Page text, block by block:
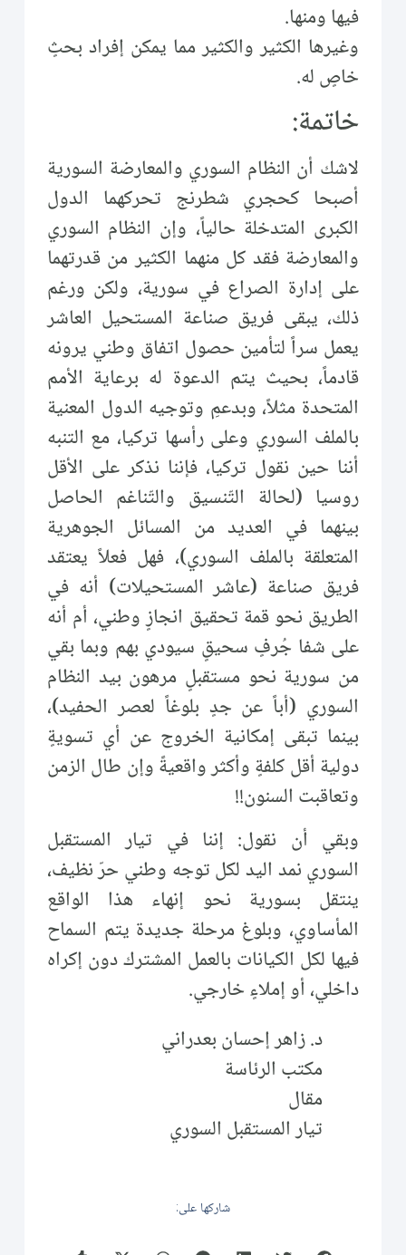
فيها ومنها.
وغيرها الكثير والكثير مما يمكن إفراد بحثٍ
خاصٍ له.
خاتمة:
لاشك أن النظام السوري والمعارضة السورية
أصبحا كحجري شطرنج تحركهما الدول
الكبرى المتدخلة حالياً، وإن النظام السوري
والمعارضة فقد كل منهما الكثير من قدرتهما
على إدارة الصراع في سورية، ولكن ورغم
ذلك، يبقى فريق صناعة المستحيل العاشر
يعمل سراً لتأمين حصول اتفاق وطني يرونه
قادماً، بحيث يتم الدعوة له برعاية الأمم
المتحدة مثلاً، وبدعمِ وتوجيه الدول المعنية
بالملف السوري وعلى رأسها تركيا، مع التنبه
أننا حين نقول تركيا، فإننا نذكر على الأقل
روسيا (لحالة التّنسيق والتّناغم الحاصل
بينهما في العديد من المسائل الجوهرية
المتعلقة بالملف السوري)، فهل فعلاً يعتقد
فريق صناعة (عاشر المستحيلات) أنه في
الطريق نحو قمة تحقيق انجازٍ وطني، أم أنه
على شفا جُرفٍ سحيقٍ سيودي بهم وبما بقي
من سورية نحو مستقبلٍ مرهون بيد النظام
السوري (أباً عن جدٍ بلوغاً لعصر الحفيد)،
بينما تبقى إمكانية الخروج عن أي تسويةٍ
دولية أقل كلفةٍ وأكثر واقعيةً وإن طال الزمن
وتعاقبت السنون!!
وبقي أن نقول: إننا في تيار المستقبل
السوري نمد اليد لكل توجه وطني حرّ نظيف،
ينتقل بسورية نحو إنهاء هذا الواقع
المأساوي، وبلوغ مرحلة جديدة يتم السماح
فيها لكل الكيانات بالعمل المشترك دون إكراه
داخلي، أو إملاءٍ خارجي.
د. زاهر إحسان بعدراني
مكتب الرئاسة
مقال
تيار المستقبل السوري
شاركها على: